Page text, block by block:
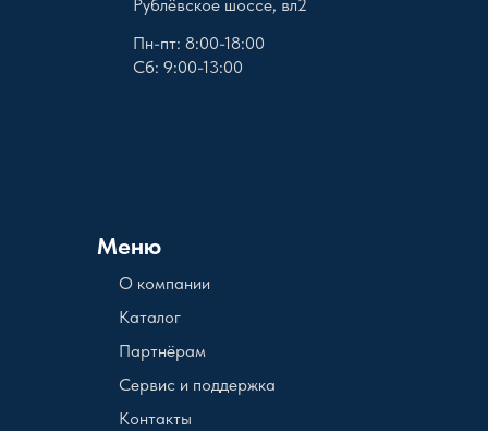
Меню
Рублёвское шоссе, вл2
О компании
Пн-пт: 8:00-18:00
Сб: 9:00-13:00
Каталог
Партнёрам
Сервис и поддержка
Контакты